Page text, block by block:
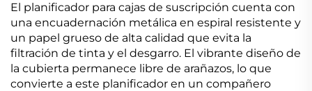
El planificador para cajas de suscripción cuenta con
una encuadernación metálica en espiral resistente y
un papel grueso de alta calidad que evita la
filtración de tinta y el desgarro. El vibrante diseño de
la cubierta permanece libre de arañazos, lo que
convierte a este planificador en un compañero